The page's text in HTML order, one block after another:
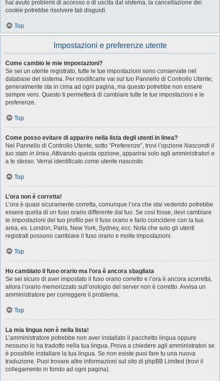
hai avuto problemi di accesso o di uscita dal sistema, la cancellazione dei
cookie potrebbe risolvere tali disguidi.
Top
Impostazioni e preferenze utente
Come cambio le mie impostazioni?
Se sei un utente registrato, tutte le tue impostazioni sono conservate nel
database del sistema. Per modificarle vai sul tuo Pannello di Controllo Utente;
generalmente sta in cima ad ogni pagina, ma questo potrebbe non essere
sempre vero. Questo ti permetterà di cambiare tutte le tue impostazioni e le
preferenze.
Top
Come posso evitare di apparire nella lista degli utenti in linea?
Nel Pannello di Controllo Utente, sotto “Preferenze”, trovi l’opzione Nascondi il
tuo stato in linea. Attivando questa opzione, apparirai solo agli amministratori e
a te stesso. Verrai identificato come utente nascosto.
Top
L’ora non è corretta!
L’ora è quasi sicuramente corretta, comunque l’ora che stai vedendo potrebbe
essere quella di un fuso orario differente dal tuo. Se così fosse, devi cambiare
le impostazioni del tuo profilo per il fuso orario e farlo coincidere con la tua
area, es. London, Paris, New York, Sydney, ecc. Nota che solo gli utenti
registrati possono cambiare il fuso orario e molte impostazioni.
Top
Ho cambiato il fuso orario ma l’ora è ancora sbagliata
Se sei sicuro di aver impostato il fuso orario corretto e l’ora è ancora scorretta,
allora l’orario memorizzato sull’orologio del server non è corretto. Avvisa un
amministratore per correggere il problema.
Top
La mia lingua non è nella lista!
L’amministratore potrebbe non aver installato il pacchetto lingua oppure
nessuno lo ha tradotto nella tua lingua. Prova a chiedere agli amministratori se
è possibile installare la tua lingua. Se non esiste puoi fare tu una nuova
traduzione. Puoi trovare altre informazioni sul sito di phpBB Limited (trovi il
collegamento in fondo ad ogni pagina).